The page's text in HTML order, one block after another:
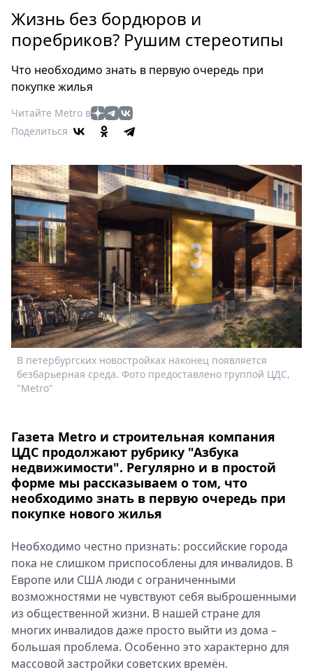
Россия
Мир
Еда
Мода
Театр
Афиша
Книги
Выставки
Пресс-
релизы
О
Metro
Стримы
Спецпроекты
Звезды
Выборы
2026
Жизнь без бордюров и
поребриков? Рушим стереотипы
Что необходимо знать в первую очередь при
покупке жилья
Читайте Metro в
Поделиться
В петербургских новостройках наконец появляется
безбарьерная среда. Фото предоставлено группой ЦДС,
"Metro"
Газета Metro и строительная компания
ЦДС продолжают рубрику "Азбука
недвижимости". Регулярно и в простой
форме мы рассказываем о том, что
необходимо знать в первую очередь при
покупке нового жилья
Необходимо честно признать: российские города
пока не слишком приспособлены для инвалидов. В
Европе или США люди с ограниченными
возможностями не чувствуют себя выброшенными
из общественной жизни. В нашей стране для
многих инвалидов даже просто выйти из дома –
большая проблема. Особенно это характерно для
массовой застройки советских времён.